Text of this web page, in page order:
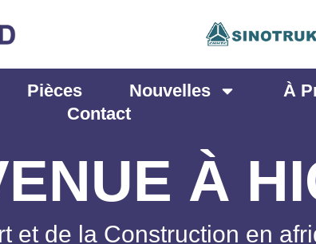
Pièces Nouvelles
À
Contact
À
et de la Construction en